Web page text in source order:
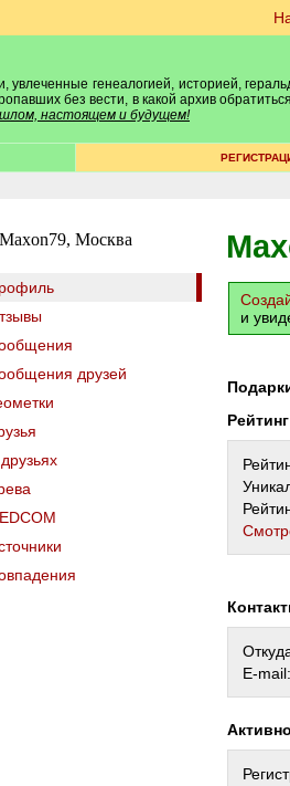
генеалогией, историей,
без вести, в какой архив
настоящем и будущем!
друзей
и
E-mail: